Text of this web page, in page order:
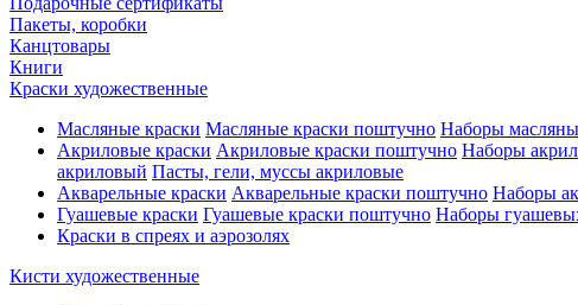
Пакеты, коробки
Канцтовары
Книги
Краски художественные
Масляные краски Масляные краски поштучно Наборы
Акриловые краски Акриловые краски поштучно Наборы
акриловый Пасты, гели, муссы акриловые
Акварельные краски Акварельные краски поштучно Наборы
Гуашевые краски Гуашевые краски поштучно Наборы
Краски в спреях и аэрозолях
Кисти художественные